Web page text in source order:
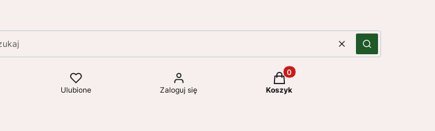
WyczyśćSzukaj
Ulubione Zaloguj się
Produkty w koszyku: 0. Zobacz
Koszyk